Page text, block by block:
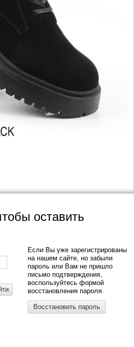
оставить
Если Вы уже зарегистрированы
на нашем сайте, но забыли
пароль или Вам не пришло
письмо подтверждения,
воспользуйтесь формой
восстановления пароля.
Восстановить пароль